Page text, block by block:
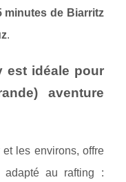
minutes de Biarritz
.
est idéale pour
aventure
les environs, offre
adapté au rafting :